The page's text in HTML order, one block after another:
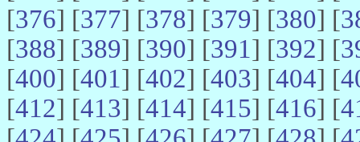
[376] [377] [378] [379] [380] [
[388] [389] [390] [391] [392] [
[400] [401] [402] [403] [404] [
[412] [413] [414] [415] [416] [